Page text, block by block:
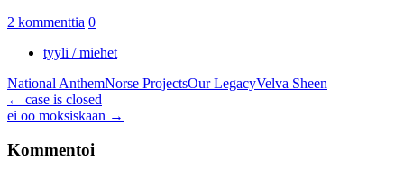
2 kommenttia 0
tyyli / miehet
National AnthemNorse ProjectsOur LegacyVelva Sheen
Artikkelien
selaus
← case is closed
ei oo moksiskaan →
Kommentoi